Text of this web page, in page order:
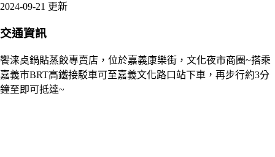
2024-09-21 更新
交通資訊
饗涞奌鍋貼蒸餃專賣店，位於嘉義康樂街，文化夜市商圈~搭乘
嘉義市BRT高鐵接駁車可至嘉義文化路口站下車，再步行約3分
鐘至即可抵達~